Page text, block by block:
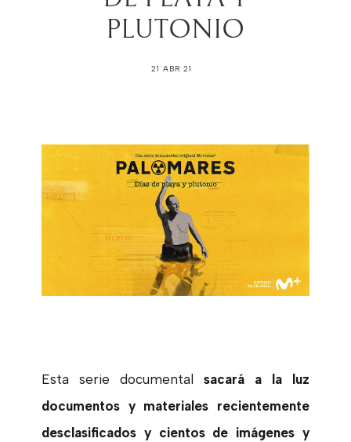
PLUTONIO
21 ABR 21
Esta serie documental
sacará a la luz
documentos y materiales recientemente
desclasificados y cientos de imágenes y